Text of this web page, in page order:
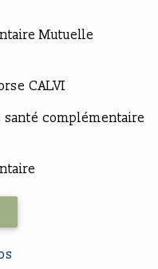
Mutuelle
CALVI
santé complémentaire